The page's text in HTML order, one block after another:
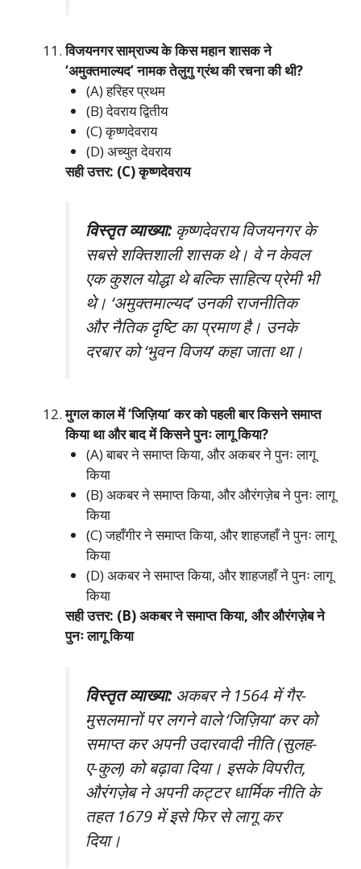
विजयनगर साम्राज्य के किस महान शासक ने
‘अमुक्तमाल्यद’ नामक तेलुगु ग्रंथ की रचना की थी?
(A) हरिहर प्रथम
(B) देवराय द्वितीय
(C) कृष्णदेवराय
(D) अच्युत देवराय
सही उत्तर: (C) कृष्णदेवराय
विस्तृत व्याख्या:कृष्णदेवराय विजयनगर के
सबसे शक्तिशाली शासक थे। वे न केवल
एक कुशल योद्धा थे बल्कि साहित्य प्रेमी भी
थे। ‘अमुक्तमाल्यद’ उनकी राजनीतिक
और नैतिक दृष्टि का प्रमाण है। उनके
दरबार को ‘भुवन विजय’ कहा जाता था।
मुगल काल में ‘जिज़िया’ कर को पहली बार किसने समाप्त
किया था और बाद में किसने पुनः लागू किया?
(A) बाबर ने समाप्त किया, और अकबर ने पुनः लागू
किया
(B) अकबर ने समाप्त किया, और औरंगज़ेब ने पुनः लागू
किया
(C) जहाँगीर ने समाप्त किया, और शाहजहाँ ने पुनः लागू
किया
(D) अकबर ने समाप्त किया, और शाहजहाँ ने पुनः लागू
किया
सही उत्तर: (B) अकबर ने समाप्त किया, और औरंगज़ेब ने
पुनः लागू किया
विस्तृत व्याख्या:अकबर ने 1564 में गैर-
मुसलमानों पर लगने वाले ‘जिज़िया’ कर को
समाप्त कर अपनी उदारवादी नीति (सुलह-
ए-कुल) को बढ़ावा दिया। इसके विपरीत,
औरंगज़ेब ने अपनी कट्टर धार्मिक नीति के
तहत 1679 में इसे फिर से लागू कर
दिया।